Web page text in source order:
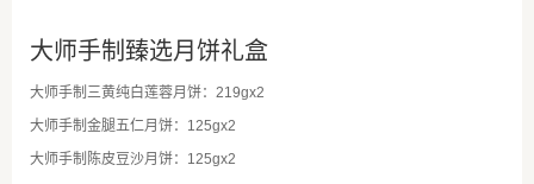
大师手制臻选月饼礼盒
大师手制三黄纯白莲蓉月饼：219gx2
大师手制金腿五仁月饼：125gx2
大师手制陈皮豆沙月饼：125gx2